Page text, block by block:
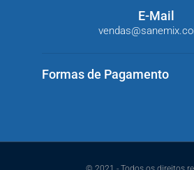
E-Mail
Formas de Pagamento